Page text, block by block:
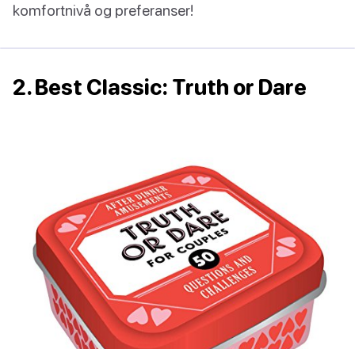
komfortnivå og preferanser!
2. Best Classic: Truth or Dare